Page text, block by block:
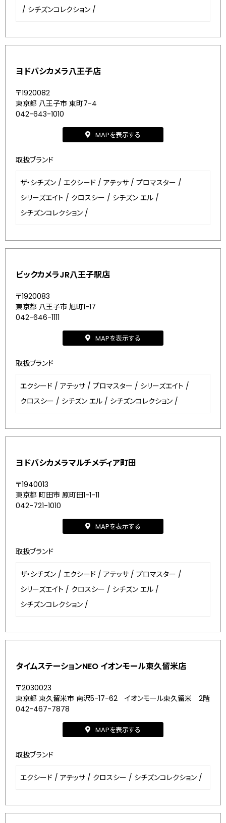
/ シチズンコレクション /
ヨドバシカメラ八王子店
〒1920082
東京都 八王子市 東町7-4
042-643-1010
MAPを表示する
取扱ブランド
ザ・シチズン / エクシード / アテッサ / プロマスター /
シリーズエイト / クロスシー / シチズン エル /
シチズンコレクション /
ビックカメラJR八王子駅店
〒1920083
東京都 八王子市 旭町1-17
042-646-1111
MAPを表示する
取扱ブランド
エクシード / アテッサ / プロマスター / シリーズエイト /
クロスシー / シチズン エル / シチズンコレクション /
ヨドバシカメラマルチメディア町田
〒1940013
東京都 町田市 原町田1-1-11
042-721-1010
MAPを表示する
取扱ブランド
ザ・シチズン / エクシード / アテッサ / プロマスター /
シリーズエイト / クロスシー / シチズン エル /
シチズンコレクション /
タイムステーションNEO イオンモール東久留米店
〒2030023
東京都 東久留米市 南沢5-17-62 イオンモール東久留米 2階
042-467-7878
MAPを表示する
取扱ブランド
エクシード / アテッサ / クロスシー / シチズンコレクション /